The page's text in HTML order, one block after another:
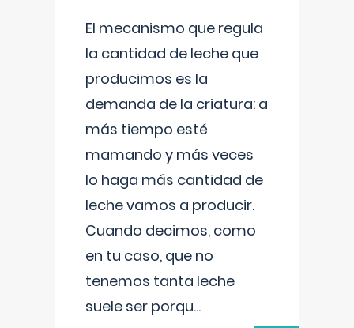
El mecanismo que regula
la cantidad de leche que
producimos es la
demanda de la criatura: a
más tiempo esté
mamando y más veces
lo haga más cantidad de
leche vamos a producir.
Cuando decimos, como
en tu caso, que no
tenemos tanta leche
suele ser porqu...